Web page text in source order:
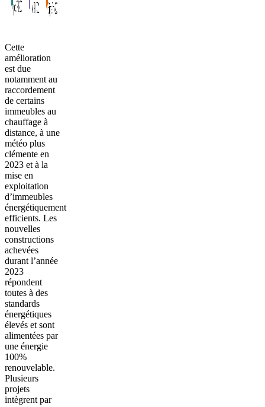
Cette
amélioration
est due
notamment au
raccordement
de certains
immeubles au
chauffage à
distance, à une
météo plus
clémente en
2023 et à la
mise en
exploitation
d’immeubles
énergétiquement
efficients. Les
nouvelles
constructions
achevées
durant l’année
2023
répondent
toutes à des
standards
énergétiques
élevés et sont
alimentées par
une énergie
100%
renouvelable.
Plusieurs
projets
intègrent par